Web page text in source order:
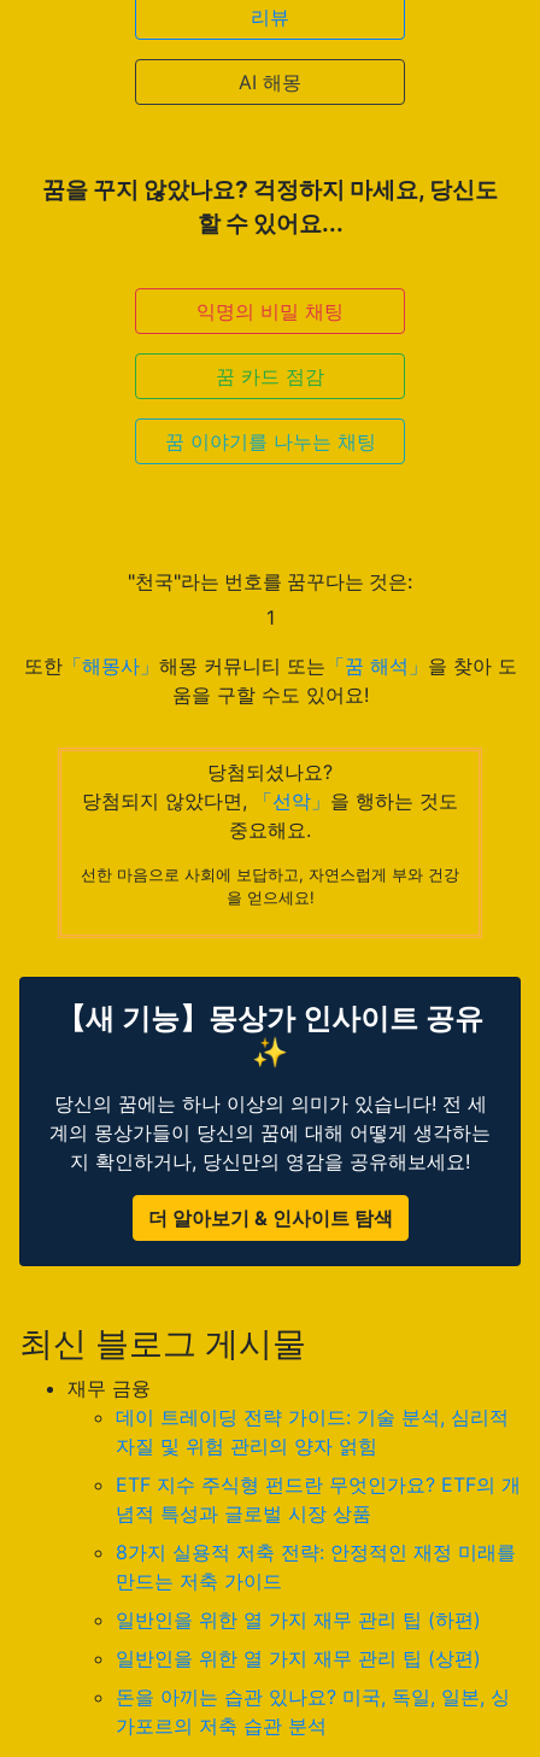
리뷰
AI 해몽
꿈을 꾸지 않았나요? 걱정하지 마세요, 당신도
할 수 있어요...
익명의 비밀 채팅
꿈 카드 점감
꿈 이야기를 나누는 채팅
"천국"라는 번호를 꿈꾸다는 것은:
1
또한「해몽사」 해몽 커뮤니티 또는 「꿈 해석」 을 찾아 도
움을 구할 수도 있어요!
당첨되셨나요?
당첨되지 않았다면,
「선악」 을 행하는 것도
중요해요.
선한 마음으로 사회에 보답하고, 자연스럽게 부와 건강
을 얻으세요!
【새 기능】몽상가 인사이트 공유
✨
당신의 꿈에는 하나 이상의 의미가 있습니다! 전 세
계의 몽상가들이 당신의 꿈에 대해 어떻게 생각하는
지 확인하거나, 당신만의 영감을 공유해보세요!
더 알아보기 & 인사이트 탐색
최신 블로그 게시물
재무 금융
데이 트레이딩 전략 가이드: 기술 분석, 심리적
자질 및 위험 관리의 양자 얽힘
ETF 지수 주식형 펀드란 무엇인가요? ETF의 개
념적 특성과 글로벌 시장 상품
8가지 실용적 저축 전략: 안정적인 재정 미래를
만드는 저축 가이드
일반인을 위한 열 가지 재무 관리 팁 (하편)
일반인을 위한 열 가지 재무 관리 팁 (상편)
돈을 아끼는 습관 있나요? 미국, 독일, 일본, 싱
가포르의 저축 습관 분석